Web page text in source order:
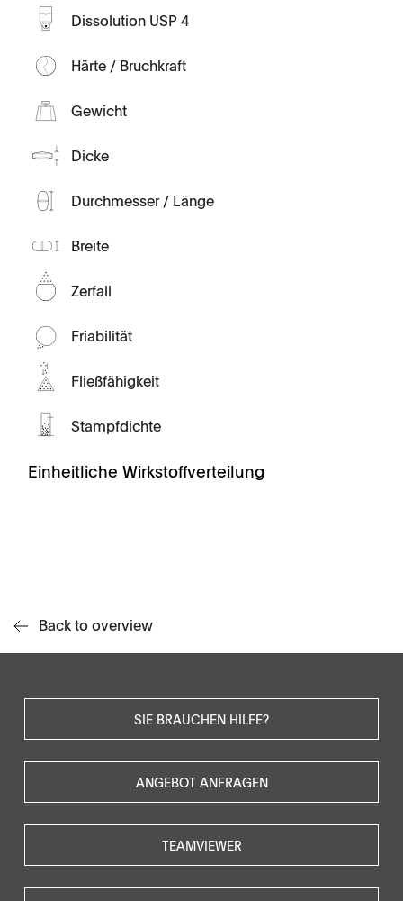
Dissolution USP 4
Härte / Bruchkraft
Gewicht
Dicke
Durchmesser / Länge
Breite
Zerfall
Friabilität
Fließfähigkeit
Stampfdichte
Einheitliche Wirkstoffverteilung
Back to overview
SIE BRAUCHEN HILFE?
ANGEBOT ANFRAGEN
TEAMVIEWER